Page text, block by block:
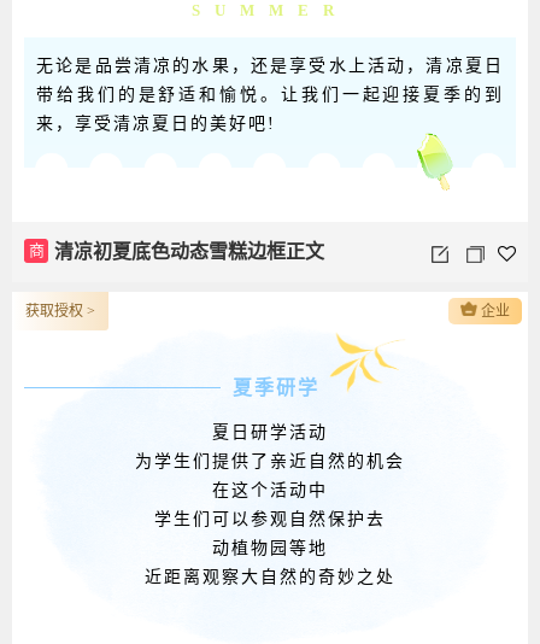
SUMMER
无论是品尝清凉的水果，还是享受水上活动，清凉夏日
带给我们的是舒适和愉悦。让我们一起迎接夏季的到
来，享受清凉夏日的美好吧!
商 清凉初夏底色动态雪糕边框正文
夏季研学
夏日研学活动
为学生们提供了亲近自然的机会
在这个活动中
学生们可以参观自然保护去
动植物园等地
近距离观察大自然的奇妙之处
获取授权 > 企业